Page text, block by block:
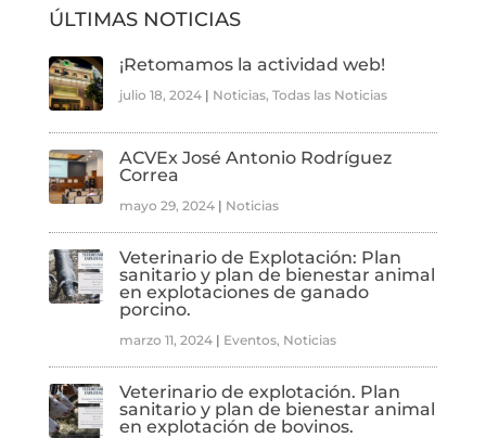
ÚLTIMAS NOTICIAS
¡Retomamos la actividad web!
julio 18, 2024| Noticias, Todas las Noticias
ACVEx José Antonio Rodríguez
Correa
mayo 29, 2024| Noticias
Veterinario de Explotación: Plan
sanitario y plan de bienestar animal
en explotaciones de ganado
porcino.
marzo 11, 2024| Eventos, Noticias
Veterinario de explotación. Plan
sanitario y plan de bienestar animal
en explotación de bovinos.